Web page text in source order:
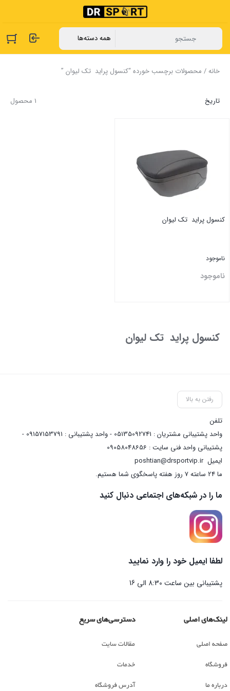
خانه/ محصولات برچسب خورده “‏کنسول ‏پراید ‏ تک ‏لیوان ‏”
1 محصول تاریخ
‏کنسول ‏پراید ‏ تک ‏لیوان ‏
ناموجود
ناموجود
‏کنسول ‏پراید ‏ تک ‏لیوان ‏
رفتن به بالا
تلفن
واحد پشتیبانی مشتریان : 05135092741 - واحد پشتیبانی : 09157153791 -
پشتیبانی واحد فنی سایت : 09058048656
ایمیلposhtian@drsportvip.ir
ما 24 ساعته 7 روز هفته پاسخگوی شما هستیم.
ما را در شبکه‌های اجتماعی دنبال کنید
لطفا ایمیل خود را وارد نمایید
پشتیبانی بین ساعت 8:30 الی 16
لینک‌های اصلی
صفحه اصلی
فروشگاه
درباره ما
دسترسی‌های سریع
مقالات سایت
خدمات
آدرس فروشگاه